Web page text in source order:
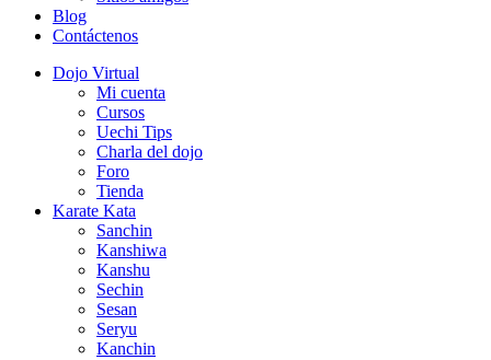
Blog
Contáctenos
Dojo Virtual
Mi cuenta
Cursos
Uechi Tips
Charla del dojo
Foro
Tienda
Karate Kata
Sanchin
Kanshiwa
Kanshu
Sechin
Sesan
Seryu
Kanchin